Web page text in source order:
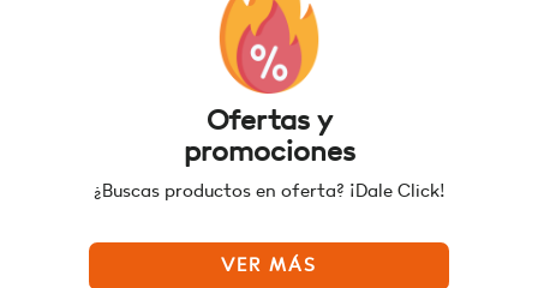
Ofertas y
promociones
¿Buscas productos en oferta? ¡Dale Click!
VER MÁS